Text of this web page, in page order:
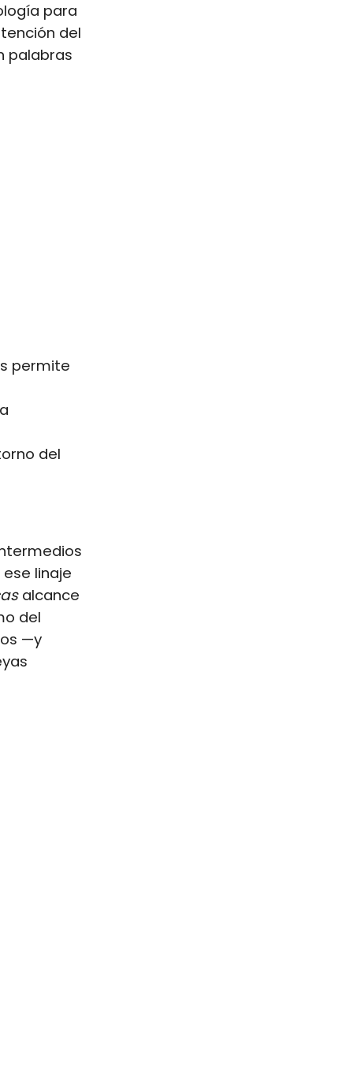
para
del
palabras
permite
del
linaje
alcance
del
—y